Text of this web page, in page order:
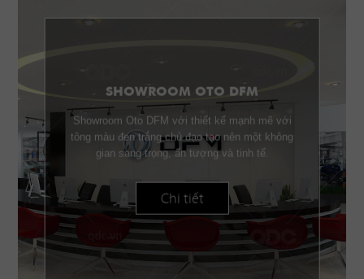
SHOWROOM OTO DFM
Showroom Oto DFM với thiết kế mạnh mẽ với
tông màu đen trắng chủ đạo tạo nên một không
gian sang trọng, ấn tượng và tinh tế.
Chi tiết